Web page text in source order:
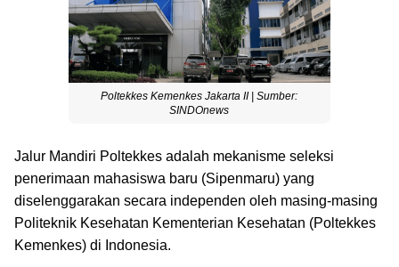
Poltekkes Kemenkes Jakarta II | Sumber:
SINDOnews
Jalur Mandiri Poltekkes adalah mekanisme seleksi
penerimaan mahasiswa baru (Sipenmaru) yang
diselenggarakan secara independen oleh masing-masing
Politeknik Kesehatan Kementerian Kesehatan (Poltekkes
Kemenkes) di Indonesia.